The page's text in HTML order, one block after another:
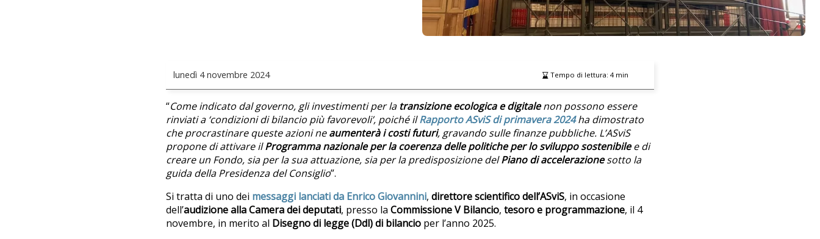
lunedì 4 novembre 2024 Tempo di lettura: 4min
“Come indicato dal governo, gli investimenti per la transizione ecologica e digitalenon possono essere
rinviati a ‘condizioni di bilancio più favorevoli’, poiché ilRapporto ASviS di primavera 2024ha dimostrato
che procrastinare queste azioni neaumenterà i costi futuri, gravando sulle finanze pubbliche. L’ASviS
propone di attivare ilProgramma nazionale per la coerenza delle politiche per lo sviluppo sostenibilee di
creare un Fondo, sia per la sua attuazione, sia per la predisposizione delPiano di accelerazionesotto la
guida della Presidenza del Consiglio”.
Si tratta di uno dei messaggi lanciati da Enrico Giovannini, direttore scientifico dell’ASviS, in occasione
dell’audizione alla Camera dei deputati, presso la Commissione V Bilancio, tesoro e programmazione, il 4
novembre, in merito al Disegno di legge (Ddl) di bilancio per l’anno 2025.